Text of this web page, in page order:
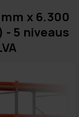
x 6.300
- 5 niveaus